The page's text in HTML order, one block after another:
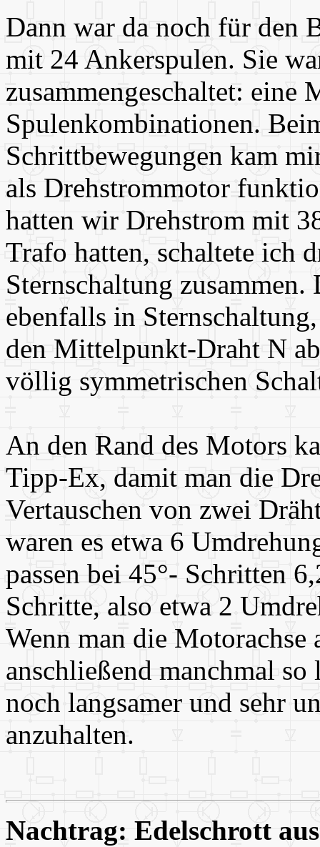
Dann war da noch für den
mit 24 Ankerspulen. Sie
zusammengeschaltet: eine
Spulenkombinationen.
Schrittbewegungen kam
als Drehstrommotor
hatten wir Drehstrom mit
Trafo hatten, schaltete ich
Sternschaltung
ebenfalls in
den Mittelpunkt-Draht N
völlig symmetrischen
An den Rand des Motors
Tipp-Ex, damit man die
Vertauschen von zwei
waren es etwa 6
passen bei 45°- Schritten
Schritte, also etwa 2
Wenn man die
anschließend manchmal so
noch langsamer und sehr
anzuhalten.
Nachtrag: Edelschrott